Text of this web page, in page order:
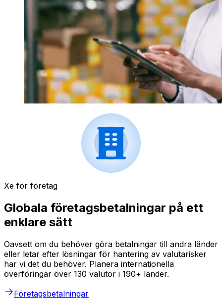
Xe för företag
Globala företagsbetalningar på ett
enklare sätt
Oavsett om du behöver göra betalningar till andra länder
eller letar efter lösningar för hantering av valutarisker
har vi det du behöver. Planera internationella
överföringar över 130 valutor i 190+ länder.
Företagsbetalningar